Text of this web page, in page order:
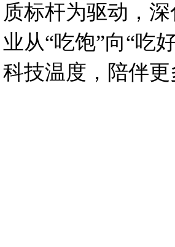
质标杆为驱动，
业从“吃饱”向“吃
科技温度，陪伴